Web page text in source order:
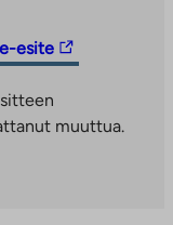
esite
muuttua.